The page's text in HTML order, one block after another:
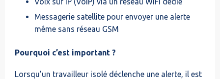
Messagerie satellite pour envoyer une alerte
même sans réseau GSM
Pourquoi c’est important ?
Lorsqu’un travailleur isolé déclenche une alerte, il est